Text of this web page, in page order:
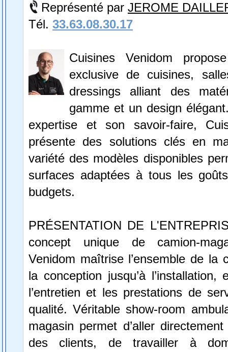
Représenté par JEROME
Tél. 33.63.08.30.17
Cuisines Venidom
exclusive de cuisines,
dressings alliant des
gamme et un design
expertise et son savoir-faire,
présente des solutions clés en
variété des modèles disponibles
surfaces adaptées à tous les
budgets.
PRÉSENTATION DE
concept unique de camion-
Venidom maîtrise l’ensemble de la
la conception jusqu’à l’installation,
l’entretien et les prestations de
qualité. Véritable show-room
magasin permet d’aller
des clients, de travailler à